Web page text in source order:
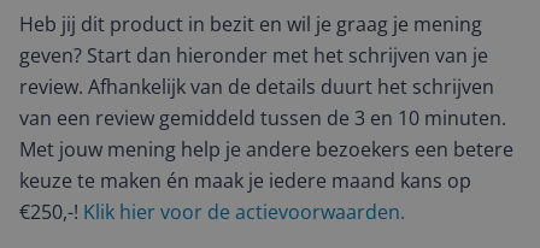
Heb jij dit product in bezit en wil je graag je mening
geven? Start dan hieronder met het schrijven van je
review. Afhankelijk van de details duurt het schrijven
van een review gemiddeld tussen de 3 en 10 minuten.
Met jouw mening help je andere bezoekers een betere
keuze te maken én maak je iedere maand kans op
€250,-! Klik hier voor de actievoorwaarden.